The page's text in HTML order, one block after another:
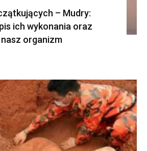
– Mudry:
ich wykonania oraz
nasz organizm